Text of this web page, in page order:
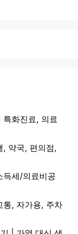
특화진료, 의료
, 약국, 편의점,
득세/의료비공
통, 자가용, 주차